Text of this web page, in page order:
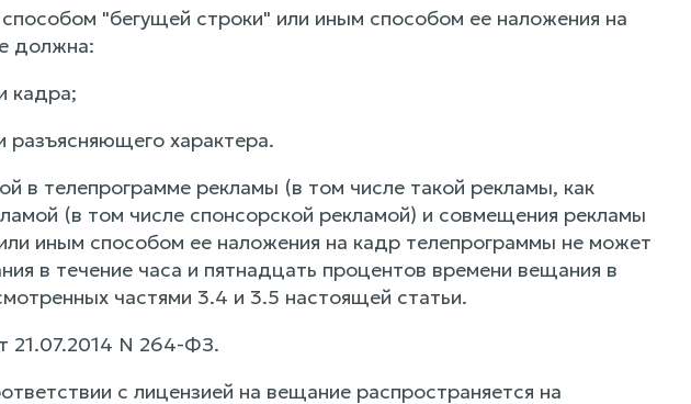
"бегущей строки" или иным способом ее наложения на
должна:
кадра;
разъясняющего характера.
в телепрограмме рекламы (в том числе такой рекламы, как
(в том числе спонсорской рекламой) и совмещения рекламы
иным способом ее наложения на кадр телепрограммы не может
в течение часа и пятнадцать процентов времени вещания в
частями 3.4 и 3.5 настоящей статьи.
21.07.2014 N 264-ФЗ.
с лицензией на вещание распространяется на